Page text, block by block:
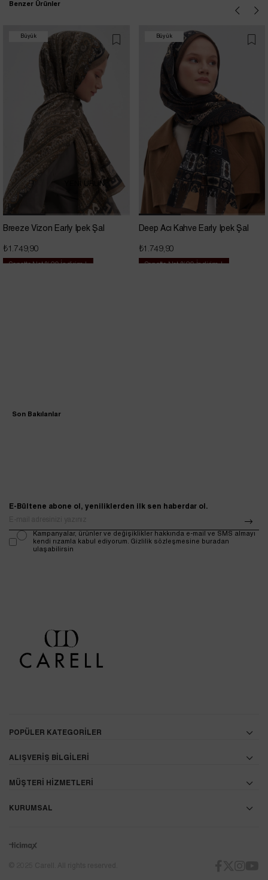
Benzer Ürünler
YENİ ÜRÜN
Breeze Vizon Early İpek Şal
₺1.749,90
Sepette Net %20 İndirim !
Büyük
Deep Acı Kahve Early İpek Şal
₺1.749,90
Sepette Net %20 İndirim !
Büyük
İndirim
Son Bakılanlar
E-Bültene abone ol, yeniliklerden ilk sen haberdar ol.
Kampanyalar, ürünler ve değişiklikler hakkında e-mail ve SMS almayı
kendi rızamla kabul ediyorum. Gizlilik sözleşmesine buradan
ulaşabilirsin
POPÜLER KATEGORİLER
ALIŞVERİŞ BİLGİLERİ
MÜŞTERİ HİZMETLERİ
KURUMSAL